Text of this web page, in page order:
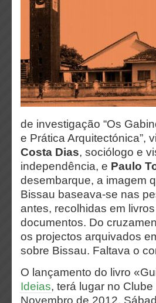
de investigação “Os
e Prática Arquitectónica”,
Costa Dias, sociólogo e
independência, e Paulo
desembarque, a imagem
Bissau baseava-se nas
antes, recolhidas em
documentos. Do
os projectos arquivados
sobre Bissau. Faltava o
O lançamento do livro
Ideias, terá lugar no
Novembro de 2012,